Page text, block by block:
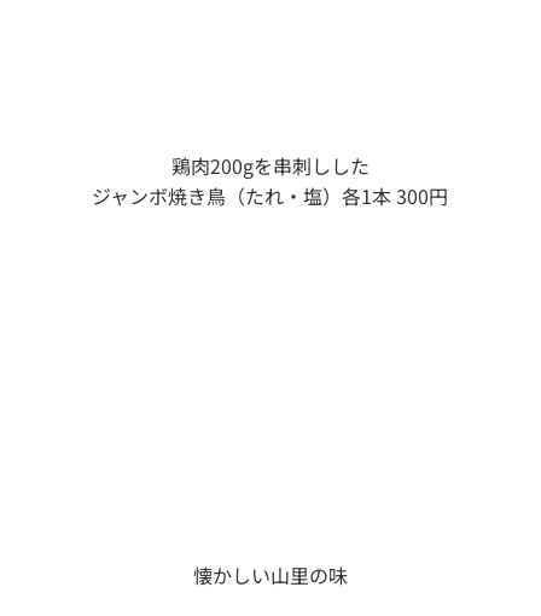
鶏肉200gを串刺しした
ジャンボ焼き鳥（たれ・塩）各1本 300円
懐かしい山里の味